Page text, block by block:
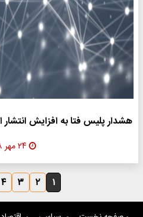
هشدار پلیس فتا به افزایش
۲۴ مهر ۱۳۹۸
۱ ۲ ۳ ۴